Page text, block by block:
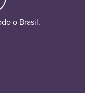
o Brasil.